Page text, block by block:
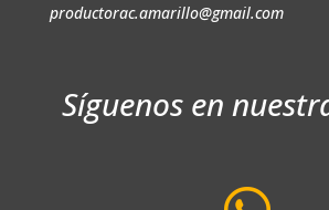
productorac.amarillo@gmail.com
Síguenos en